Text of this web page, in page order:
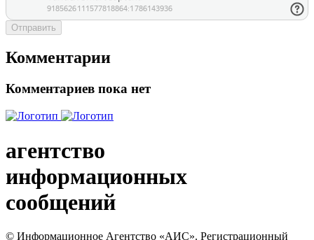
Отправить
Комментарии
Комментариев пока нет
агентство
информационных
сообщений
© Информационное Агентство «АИС». Регистрационный